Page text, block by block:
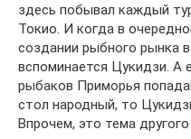
здесь побывал каждый
Токио. И когда в
создании рыбного рынка
вспоминается Цукидзи. А
рыбаков Приморья
стол народный, то
Впрочем, это тема другого